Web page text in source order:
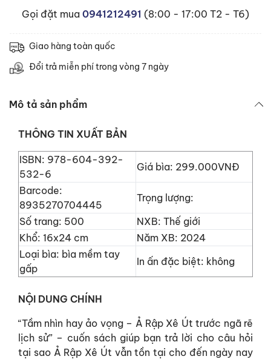
Gọi đặt mua 0941212491 (8:00 - 17:00 T2 - T6)
Giao hàng toàn quốc
Đổi trả miễn phí trong vòng 7 ngày
Mô tả sản phẩm
THÔNG TIN XUẤT BẢN
ISBN: 978-604-392-
532-6
Giá bìa: 299.000VNĐ
Barcode:
8935270704445
Trọng lượng:
Số trang: 500 NXB: Thế giới
Khổ: 16x24 cm Năm XB: 2024
Loại bìa: bìa mềm tay
gấp
In ấn đặc biệt: không
NỘI DUNG CHÍNH
“Tầm nhìn hay ảo vọng – Ả Rập Xê Út trước ngã rẽ
lịch sử” – cuốn sách giúp bạn trả lời cho câu hỏi
tại sao Ả Rập Xê Út vẫn tồn tại cho đến ngày nay